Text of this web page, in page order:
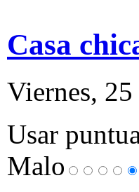
Casa
Viernes,
Usar
Malo